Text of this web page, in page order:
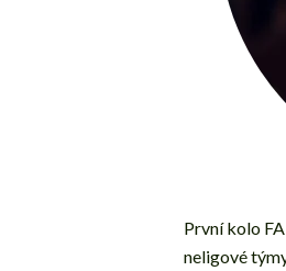
První kolo
neligové